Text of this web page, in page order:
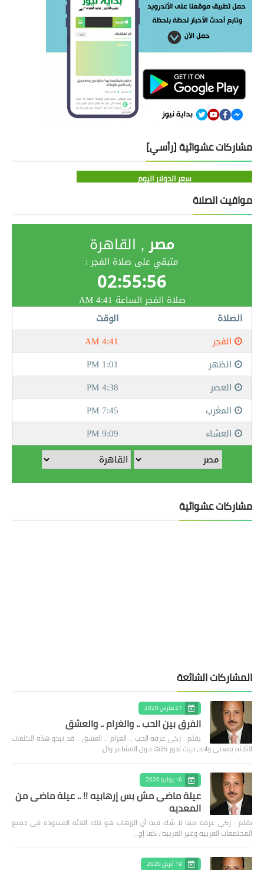
مشاركات عشوائية [رأسي]
سعر الدولار اليوم
مواقيت الصلاة
مشاركات عشوائية
المشاركات الشائعة
27 مارس 2020
الفرق بين الحب .. والغرام .. والعشق
بقلم : زكى عرفه الحب .. الغرام .. العشق .. قد تبدو هذه الكلمات
الثلاثه بمعنى واحد، حيث تدور كلها حول المشاعر وال…
16 يوليو 2020
عيلة ماضى مش بس إرهابيه !! .. عيلة ماضى من
المعديه
بقلم : زكى عرفه مما لا شك فيه أن الإرهاب هو تلك الفئه المنبوذه فى جميع
المجتمعات العربيه وغير العربيه ، كما إج…
19 أبريل 2020